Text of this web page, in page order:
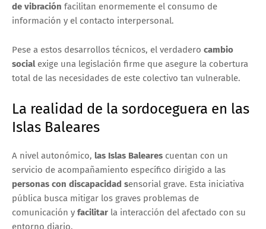
de vibración facilitan enormemente el consumo de
información y el contacto interpersonal.
Pese a estos desarrollos técnicos, el verdadero cambio
socialexige una legislación firme que asegure la cobertura
total de las necesidades de este colectivo tan vulnerable.
La realidad de la sordoceguera en las
Islas Baleares
A nivel autonómico, las Islas Baleares cuentan con un
servicio de acompañamiento específico dirigido a las
personas con discapacidad sensorial grave. Esta iniciativa
pública busca mitigar los graves problemas de
comunicación y facilitar la interacción del afectado con su
entorno diario.